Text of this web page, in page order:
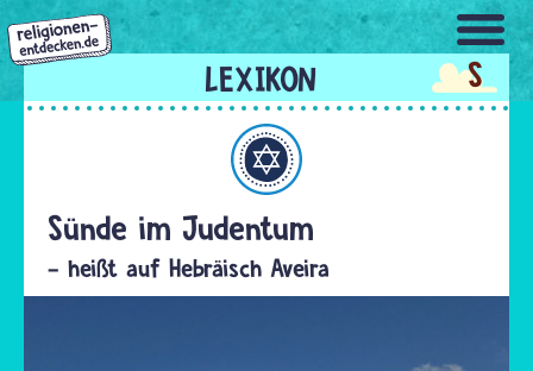
Direkt
zum
Inhalt
S
Sünde im Judentum
- heißt auf Hebräisch Aveira